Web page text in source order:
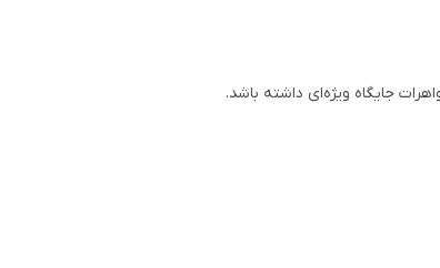
جایگاه ویژه‌ای داشته باشد.